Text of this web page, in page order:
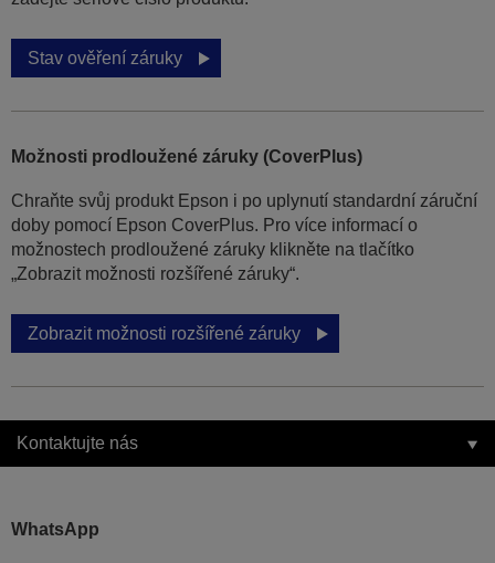
Stav ověření záruky
Možnosti prodloužené záruky (CoverPlus)
Chraňte svůj produkt Epson i po uplynutí standardní záruční
doby pomocí Epson CoverPlus. Pro více informací o
možnostech prodloužené záruky klikněte na tlačítko
„Zobrazit možnosti rozšířené záruky“.
Zobrazit možnosti rozšířené záruky
Kontaktujte nás
WhatsApp